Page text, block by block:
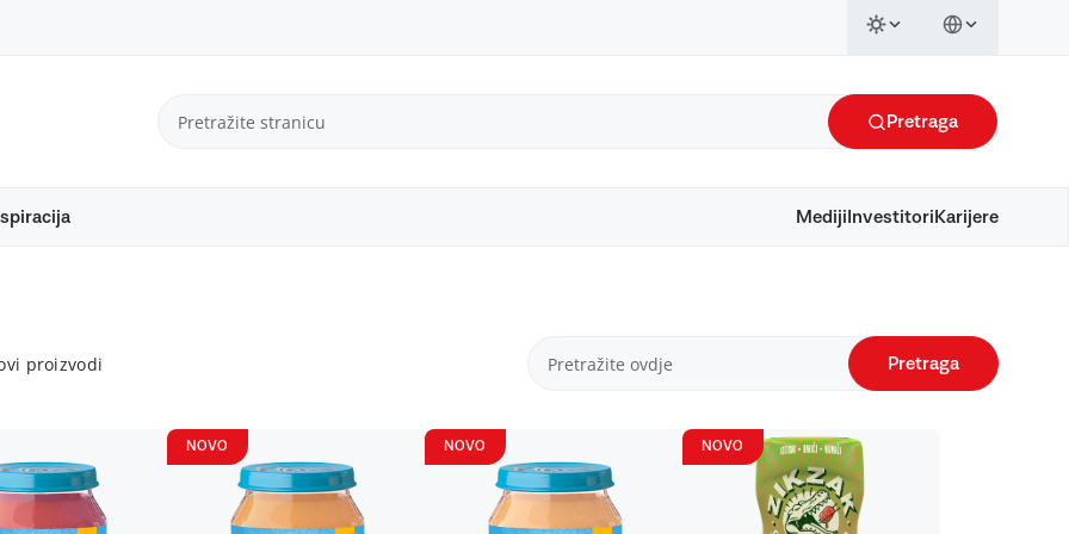
Pretraga
Mediji Investitori Karijere
proizvodi Pretraga
NOVO NOVO NOVO